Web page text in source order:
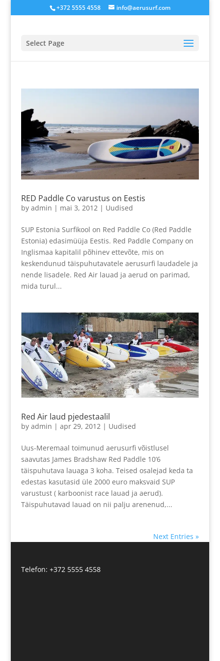
+372 5555 4558 info@aerusurf.com
Select Page
RED Paddle Co varustus on Eestis
by admin | mai 3, 2012 | Uudised
SUP Estonia Surfikool on Red Paddle Co (Red Paddle
Estonia) edasimüüja Eestis. Red Paddle Company on
Inglismaa kapitalil põhinev ettevõte, mis on
keskendunud täispuhutavatele aerusurfi laudadele ja
nende lisadele. Red Air lauad ja aerud on parimad,
mida turul...
Red Air laud pjedestaalil
by admin | apr 29, 2012| Uudised
Uus-Meremaal toimunud aerusurfi võistlusel
saavutas James Bradshaw Red Paddle 10’6
täispuhutava lauaga 3 koha. Teised osalejad keda ta
edestas kasutasid üle 2000 euro maksvaid SUP
varustust ( karboonist race lauad ja aerud).
Täispuhutavad lauad on nii palju arenenud,...
Next Entries »
Telefon: +372 5555 4558